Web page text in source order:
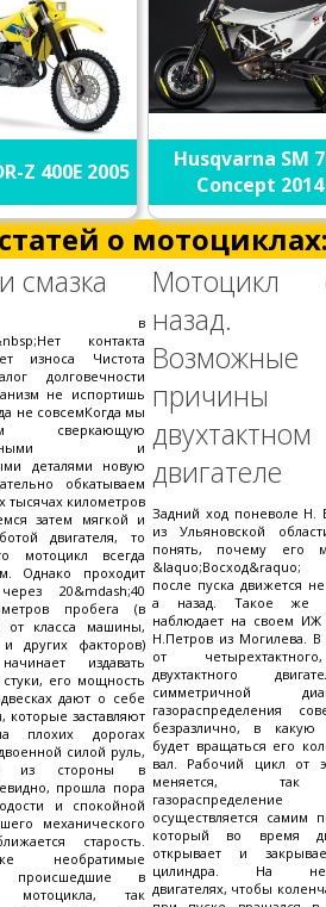
Z 400E 2005
Husqvarna SM
Concept 2014
о
смазка
в
контакта
износа Чистота
долговечности
не испортишь
не совсемКогда мы
сверкающую
и
деталями новую
обкатываем
тысячах километров
затем мягкой и
двигателя, то
мотоцикл всегда
Однако проходит
20&mdash;40
пробега (в
от класса машины,
других факторов)
издавать
его мощность
дают о себе
которые заставляют
плохих дорогах
силой руль,
из стороны в
прошла пора
и спокойной
механического
старость.
необратимые
происшедшие в
мотоцикла, так
Мотоцикл
назад.
Возможные
двухтактном
двигателе
Задний ход поневоле Н.
из Ульяновской
понять, почему его
&laquo;Восход&raquo;
после пуска движется
а назад. Такое же
наблюдает на своем ИЖ
Н.Петров из Могилева. В
от
двухтактного
симметричной
газораспределения
безразлично, в какую
будет вращаться его
вал. Рабочий цикл от
меняется,
газораспределение
осуществляется самим
который во время
открывает и
цилиндра. На
двигателях, чтобы